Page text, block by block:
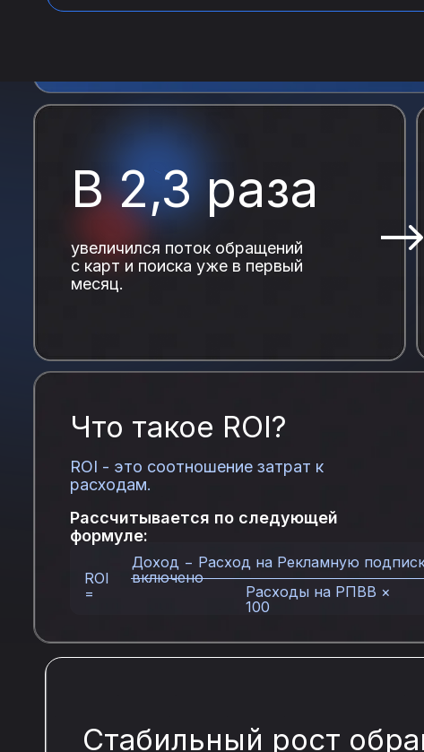
увеличился поток обращений
с карт и поиска уже в первый
месяц.
Что такое ROI?
ROI - это соотношение затрат к
расходам.
Рассчитывается по следующей
формуле:
В 2,3 раза
Доход − Расход на Рекламную
включено
Расходы на РПВВ ×
100
ROI
=
Стабильный рост